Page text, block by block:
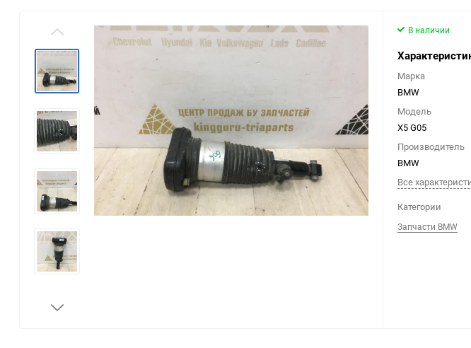
В наличии
Марка
BMW
Модель
X5 G05
Производитель
BMW
Все
Категории
Запчасти BMW